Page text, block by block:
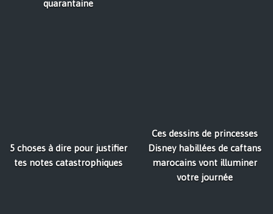
quarantaine
5 choses à dire pour justifier
tes notes catastrophiques
Ces dessins de princesses
Disney habillées de caftans
marocains vont illuminer
votre journée